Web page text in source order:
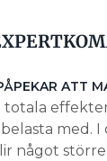
ATT
med. I
något